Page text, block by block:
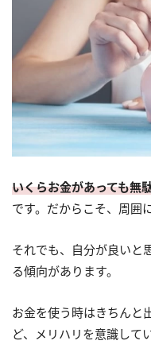
いくらお金があっても無
です。だからこそ、周囲
それでも、自分が良いと
る傾向があります。
お金を使う時はきちんと
ど、メリハリを意識して